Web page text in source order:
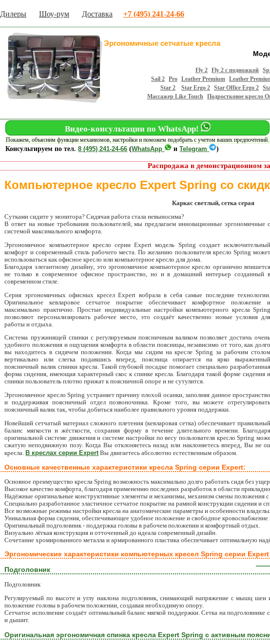
Дилеры Шоу-рум Доставка +7 (495) 241-24-66
Эргономичные сетчатые кресла
Fly 2 Fly 2 с подножкой
Sail 2 Pro Leather Premium Leather
Star 2
Star Ergo 2 Star Office Ergo 2
Массажер Like Touch Подростковое кресло
Видео-консультации по WhatsApp!
Покажем, объясним функции механизмов, настройки и поможем подобрать с учетом ваших предпочтений.
Консультируем по тел.8 (495) 241-24-66 (WhatsApp иTelegram )
Распродажа в демонстрационном
Компьютерное кресло Expert Spring со
Каркас светлый, сетка серая
Сутками сидите у монитора? Сидячая работа стала невыносима?
В ответ на новые требования пользователей, мы предлагаем инновационные эргономичные
системой максимального комфорта.
Эргономичное компьютерное кресло серии Expert модель Spring создает исключительный
комфорт и современный стиль рабочего места. По желанию пользователя кресло Spring может
использоваться как офисное кресло или компьютерное кресло для дома.
Благодаря элегантному дизайну, это эргономичное компьютерное кресло органично впишется
не только в современное офисное пространство, но и в домашний интерьер созданный в
современном стиле.
Серия эргономичных офисных кресел Expert вобрала в себя самые последние технологии.
Оригинальное кевларовое сетчатое покрытие обеспечивает комфортное положение и
максимально практично. Простые индивидуальные настройки компьютерного кресла Spring
позволяют персонализировать рабочее место, это создаёт качественно новые условия для
работы и отдыха.
Система пружинящей спинки с регулируемым поясничным валиком позволяет достичь очень
удобного положения и ощущения комфорта в области поясницы, независимо от того, как долго
вы находитесь в сидячем положении. Когда мы сидим на кресле Spring за рабочим столом
вертикально или слегка подавшись вперед, поясница опирается на ярко выраженный
поясничный валик спинки кресла. Такой глубокой посадке помогает специально разработанная
форма сидения, имеющая характерный скос к спинке кресла. Благодаря такой форме сидения и
спинки пользователь плотно прижат к поясничной опоре и не сутулится.
Эргономичное кресло Spring устраняет причину плохой осанки, заполняя данное пространство
и поддерживая поясничный отдел позвоночника. Кроме того, вы можете отрегулировать
поясничный валик так, чтобы добиться наиболее правильного уровня поддержки.
Новейший сетчатый материал сложного плетения (кевларовая сетка) обеспечивает правильный
баланс мягкости и жёсткости, сохраняя форму в течение длительного времени. Благодаря
оригинальной системе движения и системе настройки по весу пользователя кресло Spring
сжатую неподвижную позу. Когда Вы отклоняетесь назад или наклоняетесь вперед, Вы не
кресла. В креслах серии ExpertВы двигаетесь абсолютно естественным образом.
Основные качественные характеристики кресла Spring серии Expert:
Основное преимущество кресла Spring возможность максимально долго работать сидя без
Высокое качество комфорта, благодаря применению последних разработок в области
Надёжные оригинальные конструктивные элементы и механизмы, механизм смены положения с
Специально разработанное эластичное сетчатое покрытие на рамной конструкции сидения и
Все возможные режимы настройки кресла на анатомические параметры и особенности
Уникальная форма сидения, обеспечивающее удобное положение и свободное кровоснабжение
Оригинальный подголовник - поддержка головы в рабочем положении и комфортный отдых.
Визуально лёгкая конструкция и отточенный до идеала современный дизайн.
Сочетание хромированного металла и армированного пластика обеспечивает оптимальную
Эргономические характеристики компьютерных кресел Spring серии Expert
Подголовник
Подголовник
Регулируемый по высоте и углу наклона подголовник, снимающий напряжение с мышц шеи
положение головы в рабочем положении, создавая необходимую опору.
Сетчатое исполнение создаёт оптимальный баланс мягкой поддержки. Сетка на подголовнике
и дышит.
Оригинальная эргономичная спинка кресла Expert Spring с активным